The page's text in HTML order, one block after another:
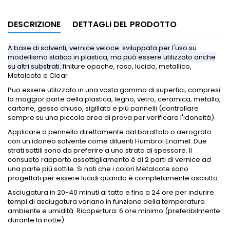
DESCRIZIONE DETTAGLI DEL PRODOTTO
A base di solventi, vernice veloce sviluppata per l'uso su
modellismo statico in plastica, ma può essere utilizzato anche
su altri substrati.finiture opache, raso, lucido, metallico,
Metalcote e Clear
Puo essere utilizzato in una vasta gamma di superfici, compresi
la maggior parte della plastica, legno, vetro, ceramica, metallo,
cartone, gesso chiuso, sigillato e più pannelli (controllare
sempre su una piccola area di prova per verificare l'idoneità).
Applicare a pennello direttamente dal barattolo o aerografo
con un idoneo solvente come diluenti Humbrol Enamel. Due
strati sottili sono da preferire a uno strato di spessore. Il
consueto rapporto assottigliamento è di 2 parti di vernice ad
una parte più sottile. Si noti che i colori Metalcote sono
progettati per essere lucidi quando è completamente asciutto.
Asciugatura in 20-40 minuti al tatto e fino a 24 ore per indurire.
tempi di asciugatura variano in funzione della temperatura
ambiente e umidità. Ricopertura: 6 ore minimo (preferibilmente
durante la notte).